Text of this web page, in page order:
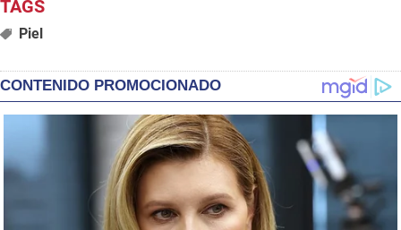
Piel
CONTENIDO PROMOCIONADO